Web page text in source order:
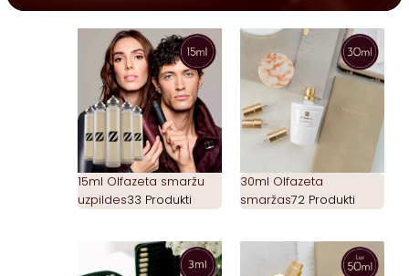
15ml Olfazeta smaržu
uzpildes33 Produkti
30ml Olfazeta
smaržas72 Produkti